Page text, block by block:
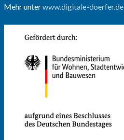
Mehr unterwww.digitale-doerfer.de